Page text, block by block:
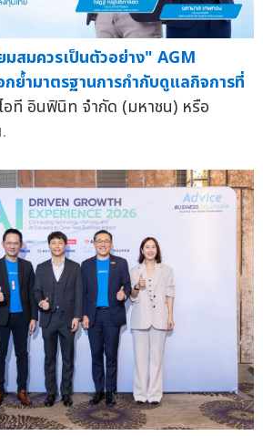
สมควรเป็นตัวอย่าง" AGM
ย้ำมาตรฐานการกำกับดูแลกิจการที่
ที อินฟินิท จำกัด (มหาชน) หรือ